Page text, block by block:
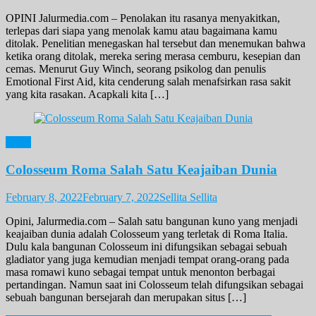
OPINI Jalurmedia.com – Penolakan itu rasanya menyakitkan,
terlepas dari siapa yang menolak kamu atau bagaimana kamu
ditolak. Penelitian menegaskan hal tersebut dan menemukan bahwa
ketika orang ditolak, mereka sering merasa cemburu, kesepian dan
cemas. Menurut Guy Winch, seorang psikolog dan penulis
Emotional First Aid, kita cenderung salah menafsirkan rasa sakit
yang kita rasakan. Acapkali kita […]
Colosseum Roma Salah Satu Keajaiban Dunia
February 8, 2022February 7, 2022Sellita Sellita
Opini, Jalurmedia.com – Salah satu bangunan kuno yang menjadi
keajaiban dunia adalah Colosseum yang terletak di Roma Italia.
Dulu kala bangunan Colosseum ini difungsikan sebagai sebuah
gladiator yang juga kemudian menjadi tempat orang-orang pada
masa romawi kuno sebagai tempat untuk menonton berbagai
pertandingan. Namun saat ini Colosseum telah difungsikan sebagai
sebuah bangunan bersejarah dan merupakan situs […]